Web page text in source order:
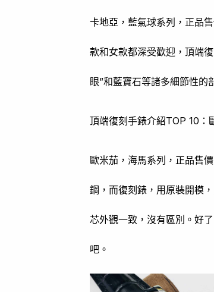
卡地亞，藍氣球系列，正品
款和女款都深受歡迎，頂端
眼”和藍寶石等諸多細節性的
頂端復刻手錶介紹TOP 10：
歐米茄，海馬系列，正品售
鋼，而復刻錶，用原裝開模
芯外觀一致，沒有區別。好
吧。